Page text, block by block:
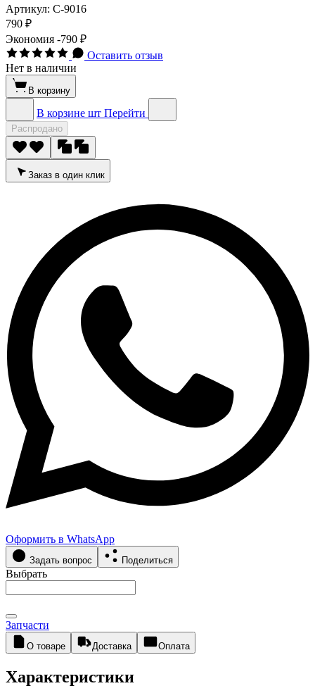
Артикул: С-9016
790 ₽
Экономия -790 ₽
Оставить отзыв
Нет в наличии
В корзину
В корзине шт Перейти
Распродано
Заказ в один клик
Оформить в WhatsApp
Задать вопрос Поделиться
Выбрать
Запчасти
О товаре Доставка Оплата
Характеристики